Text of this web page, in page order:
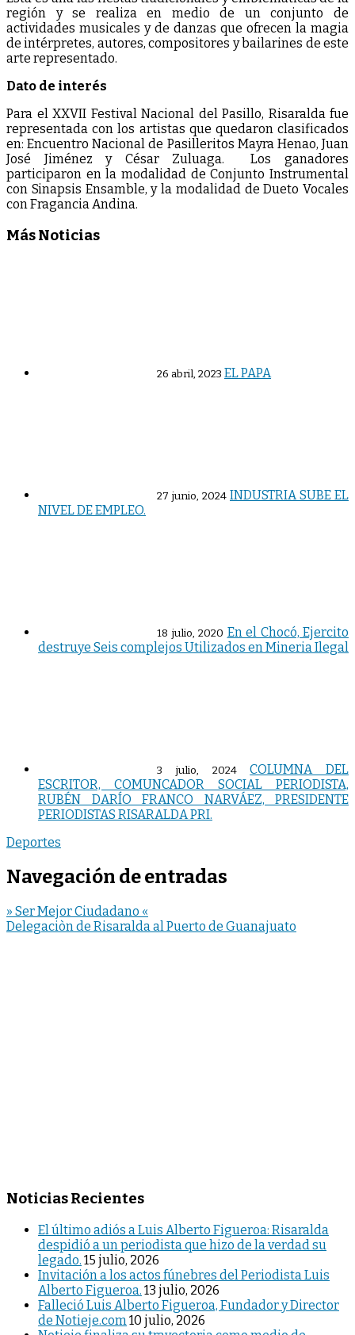
región y se realiza en medio de un conjunto de
actividades musicales y de danzas que ofrecen la magia
de intérpretes, autores, compositores y bailarines de este
arte representado.
Dato de interés
Para el XXVII Festival Nacional del Pasillo, Risaralda fue
representada con los artistas que quedaron clasificados
en: Encuentro Nacional de Pasilleritos Mayra Henao, Juan
José Jiménez y César Zuluaga. Los ganadores
participaron en la modalidad de Conjunto Instrumental
con Sinapsis Ensamble, y la modalidad de Dueto Vocales
con Fragancia Andina.
Más Noticias
26 abril, 2023 EL PAPA
27 junio, 2024 INDUSTRIA SUBE EL
NIVEL DE EMPLEO.
18 julio, 2020 En el Chocó, Ejercito
destruye Seis complejos Utilizados en Mineria Ilegal
3 julio, 2024
COLUMNA DEL
ESCRITOR, COMUNCADOR SOCIAL PERIODISTA,
RUBÉN DARÍO FRANCO NARVÁEZ, PRESIDENTE
PERIODISTAS RISARALDA PRI.
Deportes
Navegación de entradas
» Ser Mejor Ciudadano «
Delegaciòn de Risaralda al Puerto de Guanajuato
Noticias Recientes
El último adiós a Luis Alberto Figueroa: Risaralda
despidió a un periodista que hizo de la verdad su
legado. 15 julio, 2026
Invitación a los actos fúnebres del Periodista Luis
Alberto Figueroa. 13 julio, 2026
Falleció Luis Alberto Figueroa, Fundador y Director
de Notieje.com 10 julio, 2026